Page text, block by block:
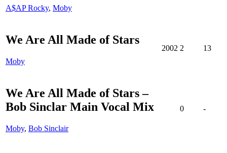
A$AP Rocky, Moby
We Are All Made of Stars
Moby
2002 2 13
We Are All Made of Stars –
Bob Sinclar Main Vocal Mix
Moby, Bob Sinclair
0 -